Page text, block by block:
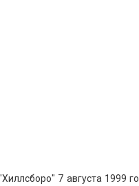
7 августа 1999